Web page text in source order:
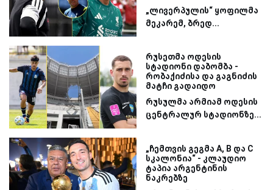
„ლივერპულის“ ყოფილმა
მეკარემ, ბრედ...
რუსეთმა ოდესის
სტადიონი დაბომბა -
რობაქიძისა და გაგნიძის
მატჩი გადაიდო
რუსულმა არმიამ ოდესის
ცენტრალურ სტადიონზე...
„ჩემთვის გეგმა A, B და C
სკალონია“ - კლაუდიო
ტაპია არგენტინის
ნაკრებზე